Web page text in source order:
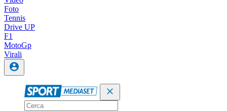
Foto
Tennis
Drive UP
F1
MotoGp
Virali